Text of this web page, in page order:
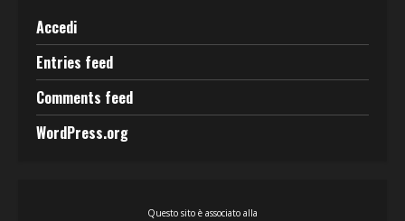
Accedi
Entries feed
Comments feed
WordPress.org
Questo sito è associato alla